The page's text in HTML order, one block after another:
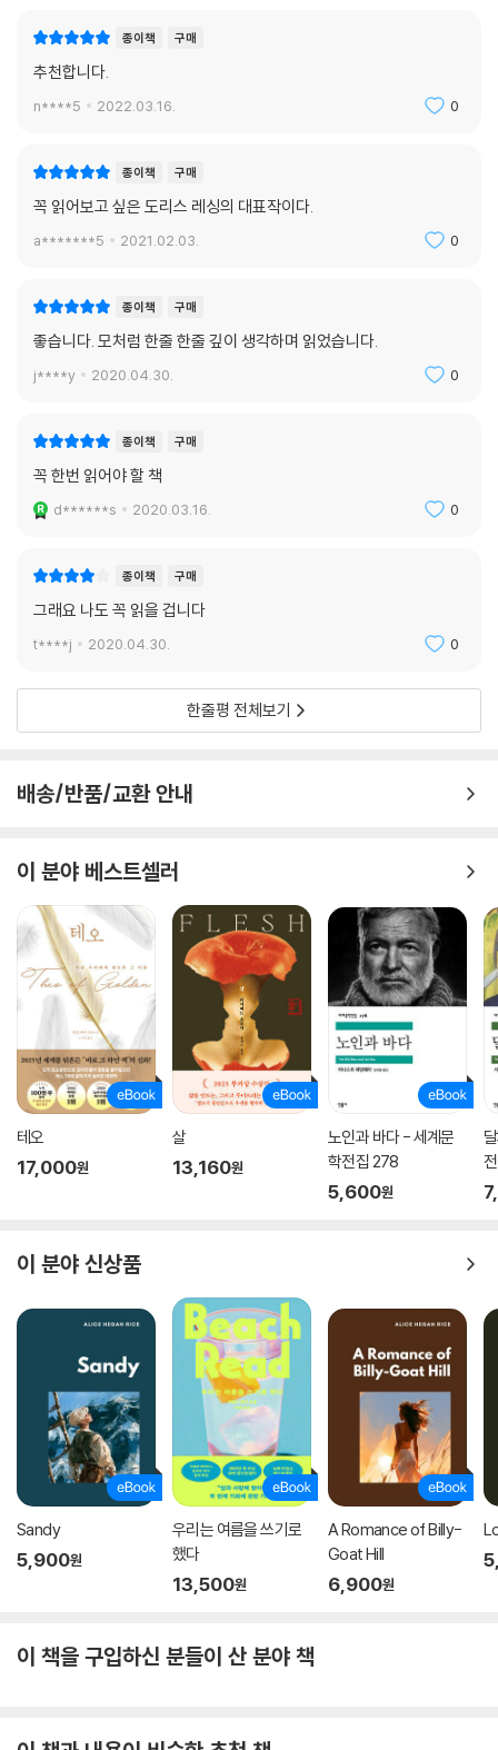
당연하게 생각하는 모든 것이 다 쓸려나가리라 확신하면서.”그러나 안타
깝게도 이 서문이 쓰인 날로부터 40년을 훌쩍 넘은 지금까지도 레싱의 문
제의식은 여전히 유효하다.
할머니가 엄마 아빠에게,
이 책이 처음 출간되었을 때만 해도 우호적인 평론가나 비판적인 평론가나
모든 혼란을 겪은 뒤 써 내려간 1971년판 서문에서 자신이 여성해방운동
다”고 분명히 밝힌 바 있다. 분리와 분열을 딛고 넘어선 ‘통합’이야말로 이
책을 관통하는 주제임을 거듭 밝힌 것과 같은 맥락이다. 레싱은 1993년판
다.
“저 자신이 이 책으로부터 영향을 받았기 때문에 딸에게 책을 건넸고, 딸도
아주 좋아합니다.” 이런 얘기를 하는 50대 여성을 여럿 만났다. 어떤 젊은
다며 읽어보라고 권하셨는데, 지금은 엄마를 훨씬 잘 이해하게 되었어요.”
다. 이렇게 두 세대에 걸쳐 읽히는 책이 되었는데, 얼마 전에는 어떤 할머니
가 이 책을 아들에게 건넸으며, 또 그 아들이 자기 딸에게 책을 읽어보라고
종이책 구매
추천합니다.
n****5 2022.03.16. 0
종이책 구매
꼭 읽어보고 싶은 도리스 레싱의 대표작이다.
a*******5 2021.02.03. 0
종이책 구매
좋습니다. 모처럼 한줄 한줄 깊이 생각하며 읽었습니다.
j****y 2020.04.30. 0
종이책 구매
꼭 한번 읽어야 할 책
d******s 2020.03.16. 0
종이책 구매
그래요 나도 꼭 읽을 겁니다
t****j 2020.04.30. 0
한줄평 전체보기
배송/반품/교환 안내
이 분야 베스트셀러
테오
17,000원
살
13,160원
노인과 바다 - 세계문
학전집 278
5,600원
이 분야 신상품
Sandy
5,900원
우리는 여름을 쓰기로
했다
13,500원
A Romance of Billy-
Goat Hill
6,900원
이 책을 구입하신 분들이 산 분야 책